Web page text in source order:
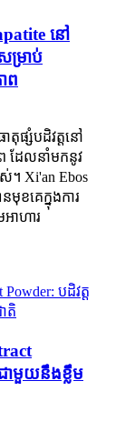
នៅ
ម្រាប់
ព
តុផ្សំបដិវត្តនៅ
ដែលនាំមកនូវ
ស់។ Xi'an Ebos
ខគេក្នុងការ
ាហារ
ជាមួយនឹងខ្លឹម